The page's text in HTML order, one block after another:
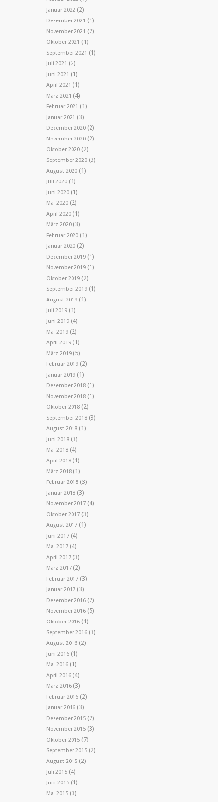
Januar 2022 (2)
Dezember 2021 (1)
November 2021 (2)
Oktober 2021 (1)
September 2021 (1)
Juli 2021 (2)
Juni 2021 (1)
April 2021 (1)
März 2021 (4)
Februar 2021 (1)
Januar 2021 (3)
Dezember 2020 (2)
November 2020 (2)
Oktober 2020 (2)
September 2020 (3)
August 2020 (1)
Juli 2020 (1)
Juni 2020 (1)
Mai 2020 (2)
April 2020 (1)
März 2020 (3)
Februar 2020 (1)
Januar 2020 (2)
Dezember 2019 (1)
November 2019 (1)
Oktober 2019 (2)
September 2019 (1)
August 2019 (1)
Juli 2019 (1)
Juni 2019 (4)
Mai 2019 (2)
April 2019 (1)
März 2019 (5)
Februar 2019 (2)
Januar 2019 (1)
Dezember 2018 (1)
November 2018 (1)
Oktober 2018 (2)
September 2018 (3)
August 2018 (1)
Juni 2018 (3)
Mai 2018 (4)
April 2018 (1)
März 2018 (1)
Februar 2018 (3)
Januar 2018 (3)
November 2017 (4)
Oktober 2017 (3)
August 2017 (1)
Juni 2017 (4)
Mai 2017 (4)
April 2017 (3)
März 2017 (2)
Februar 2017 (3)
Januar 2017 (3)
Dezember 2016 (2)
November 2016 (5)
Oktober 2016 (1)
September 2016 (3)
August 2016 (2)
Juni 2016 (1)
Mai 2016 (1)
April 2016 (4)
März 2016 (3)
Februar 2016 (2)
Januar 2016 (3)
Dezember 2015 (2)
November 2015 (3)
Oktober 2015 (7)
September 2015 (2)
August 2015 (2)
Juli 2015 (4)
Juni 2015 (1)
Mai 2015 (3)